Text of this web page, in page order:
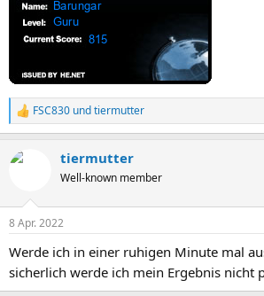
R
e
k
e
:
FSC830 undtiermutter
tiermutter
Well-known member
8 Apr. 2022
Werde ich in einer ruhigen Minute mal
sicherlich werde ich mein Ergebnis nicht